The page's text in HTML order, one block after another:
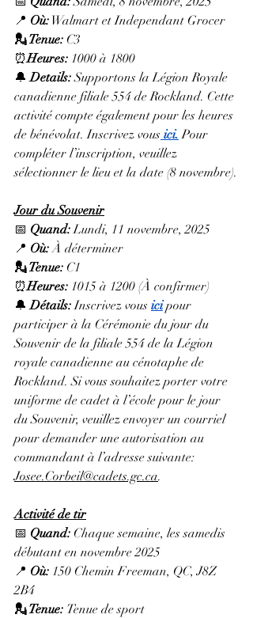
📍 Où: Walmart et Independant Grocer
💂 Tenue: C3
⏰Heures: 1000 à 1800
🔔 Details: Supportons la Légion Royale
canadienne filiale 554 de Rockland. Cette
activité compte également pour les heures
de bénévolat. Inscrivez vous ici. Pour
compléter l’inscription, veuillez
sélectionner le lieu et la date (8 novembre).
Jour du Souvenir
📅 Quand: Lundi, 11 novembre, 2025
📍 Où: À déterminer
💂 Tenue: C1
⏰Heures: 1015 à 1200 (À confirmer)
🔔 Détails: Inscrivez vous ici pour
participer à la Cérémonie du jour du
Souvenir de la filiale 554 de la Légion
royale canadienne au cénotaphe de
Rockland. Si vous souhaitez porter votre
uniforme de cadet à l’école pour le jour
du Souvenir, veuillez envoyer un courriel
pour demander une autorisation au
commandant à l’adresse suivante:
Josee.Corbeil@cadets.gc.ca.
Activité de tir
📅 Quand: Chaque semaine, les samedis
débutant en novembre 2025
📍 Où: 150 Chemin Freeman, QC, J8Z
2B4
💂 Tenue: Tenue de sport